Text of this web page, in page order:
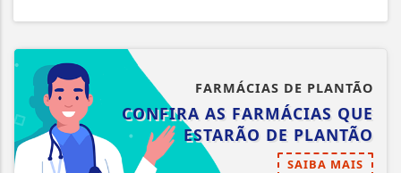
FARMÁCIAS DE PLANTÃO
CONFIRA AS FARMÁCIAS QUE
ESTARÃO DE PLANTÃO
SAIBA MAIS